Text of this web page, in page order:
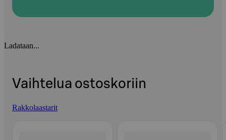
Ladataan...
Vaihtelua ostoskoriin
Rakkolaastarit